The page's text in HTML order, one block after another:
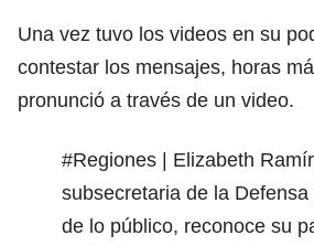
Una vez tuvo los videos en su
contestar los mensajes, horas
pronunció a través de un video.
#Regiones | Elizabeth
subsecretaria de la Defensa
de lo público, reconoce su